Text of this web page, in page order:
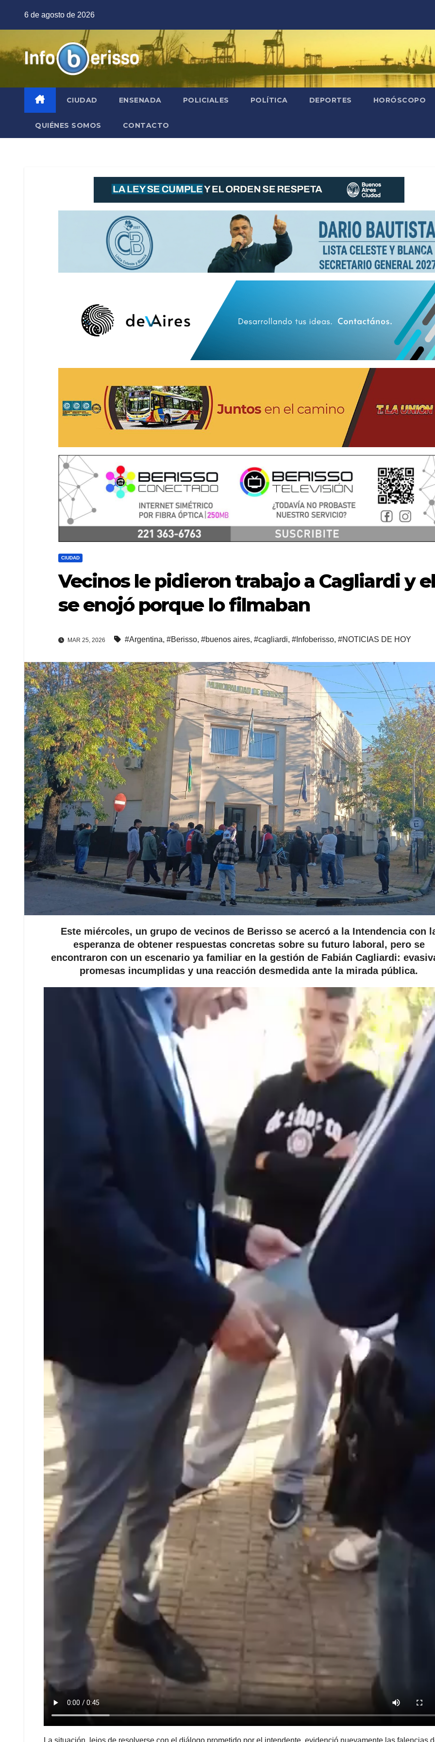
6 de agosto de 2026
CIUDAD ENSENADA POLICIALES POLÍTICA DEPORTES HORÓSCOPO
QUIÉNES SOMOS CONTACTO
CIUDAD
Vecinos le pidieron trabajo a Cagliardi y
se enojó porque lo filmaban
MAR 25, 2026 #Argentina, #Berisso, #buenos aires, #cagliardi, #Infoberisso, #NOTICIAS DE HOY
Este miércoles, un grupo de vecinos de Berisso se acercó a la Intendencia con
esperanza de obtener respuestas concretas sobre su futuro laboral, pero se
encontraron con un escenario ya familiar en la gestión de Fabián Cagliardi:
promesas incumplidas y una reacción desmedida ante la mirada pública.